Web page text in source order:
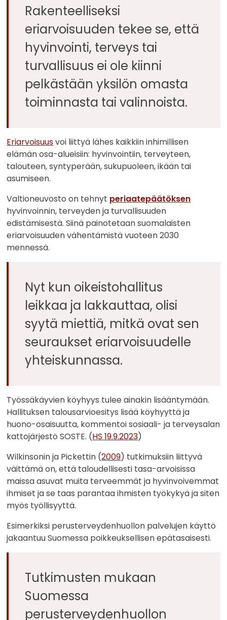
Rakenteelliseksi
eriarvoisuuden tekee se, että
hyvinvointi, terveys tai
turvallisuus ei ole kiinni
pelkästään yksilön omasta
toiminnasta tai valinnoista.
Eriarvoisuusvoi liittyä lähes kaikkiin inhimillisen
elämän osa-alueisiin: hyvinvointiin, terveyteen,
talouteen, syntyperään, sukupuoleen, ikään tai
asumiseen.
Valtioneuvosto on tehnyt periaatepäätöksen
hyvinvoinnin, terveyden ja turvallisuuden
edistämisestä. Siinä painotetaan suomalaisten
eriarvoisuuden vähentämistä vuoteen 2030
mennessä.
Nyt kun oikeistohallitus
leikkaa ja lakkauttaa, olisi
syytä miettiä, mitkä ovat sen
seuraukset eriarvoisuudelle
yhteiskunnassa.
Työssäkäyvien köyhyys tulee ainakin lisääntymään.
Hallituksen talousarvioesitys lisää köyhyyttä ja
huono-osaisuutta, kommentoi sosiaali- ja terveysalan
kattojärjestö SOSTE. (HS 19.9.2023)
Wilkinsonin ja Pickettin (2009) tutkimuksiin liittyvä
väittämä on, että taloudellisesti tasa-arvoisissa
maissa asuvat muita terveemmät ja hyvinvoivemmat
ihmiset ja se taas parantaa ihmisten työkykyä ja siten
myös työllisyyttä.
Esimerkiksi perusterveydenhuollon palvelujen käyttö
jakaantuu Suomessa poikkeuksellisen epätasaisesti.
Tutkimusten mukaan
Suomessa
perusterveydenhuollon